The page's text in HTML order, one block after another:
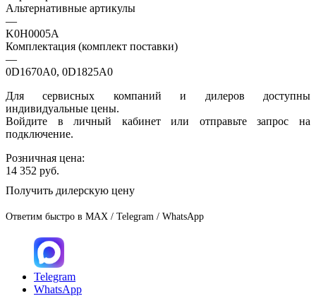
Альтернативные артикулы
—
K0H0005A
Комплектация (комплект поставки)
—
0D1670A0, 0D1825A0
Для сервисных компаний и дилеров доступны
индивидуальные цены.
Войдите в личный кабинет или отправьте запрос на
подключение.
Розничная цена:
14 352 руб.
Получить дилерскую цену
Ответим быстро в MAX / Telegram / WhatsApp
Telegram
WhatsApp